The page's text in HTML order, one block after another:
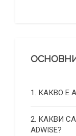
1. КАКВО Е
2. КАКВИ
ADWISE?